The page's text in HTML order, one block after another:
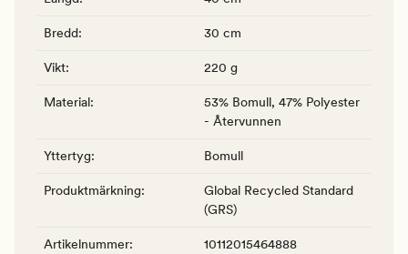
Bredd: 30 cm
Vikt: 220 g
Material:
53% Bomull, 47% Polyester
- Återvunnen
Yttertyg: Bomull
Produktmärkning:
Global Recycled Standard
(GRS)
Artikelnummer: 10112015464888